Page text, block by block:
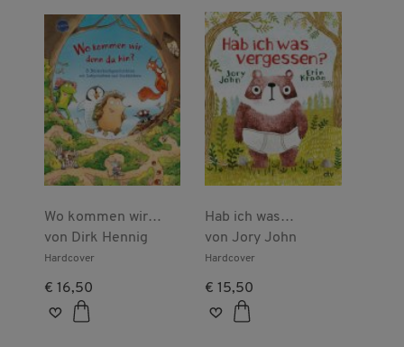
Wo kommen wir
denn da hin? 3
Bilderbuchgeschichten
mit Labyrinthen und
Suchbildern
von Dirk Hennig
Hardcover
€ 16,50
Hab ich was
vergessen?
von Jory John
Hardcover
€ 15,50